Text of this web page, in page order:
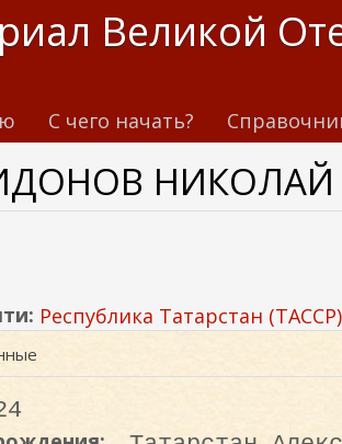
Великой
С чего начать?
Республика Татарстан (ТАССР)